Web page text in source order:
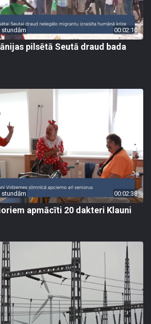
stundām 00:02:10
pilsētā Seutā draud bada
stundām 00:02:38
apmācīti 20 dakteri Klauni